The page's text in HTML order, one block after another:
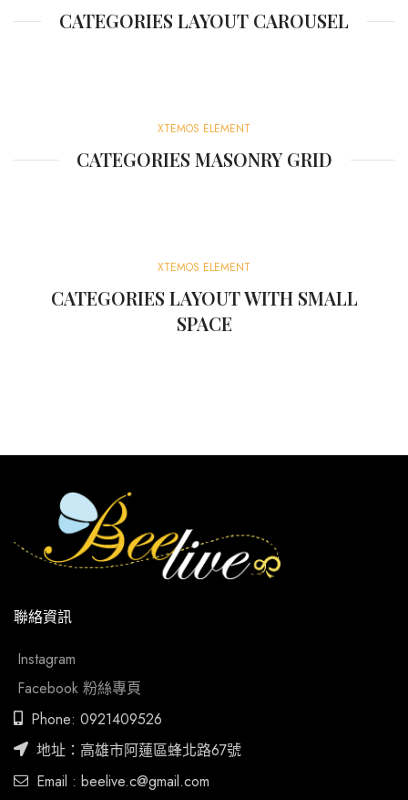
CATEGORIES LAYOUT CAROUSEL
XTEMOS ELEMENT
CATEGORIES MASONRY GRID
XTEMOS ELEMENT
CATEGORIES LAYOUT WITH SMALL
SPACE
聯絡資訊
Instagram
Facebook 粉絲專頁
Phone: 0921409526
地址：高雄市阿蓮區蜂北路67號
Email : beelive.c@gmail.com